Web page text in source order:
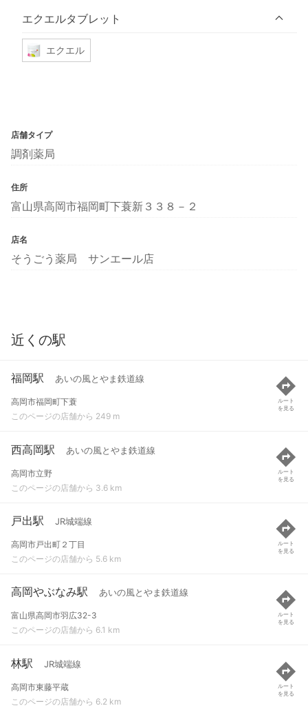
エクエルタブレット
エクエル
店舗タイプ
調剤薬局
住所
富山県高岡市福岡町下蓑新３３８－２
店名
そうごう薬局 サンエール店
近くの駅
福岡駅 あいの風とやま鉄道線
高岡市福岡町下蓑
このページの店舗から 249 m
ルート
を見る
西高岡駅 あいの風とやま鉄道線
高岡市立野
このページの店舗から 3.6 km
ルート
を見る
戸出駅 JR城端線
高岡市戸出町２丁目
このページの店舗から 5.6 km
ルート
を見る
高岡やぶなみ駅 あいの風とやま鉄道線
富山県高岡市羽広32-3
このページの店舗から 6.1 km
ルート
を見る
林駅 JR城端線
高岡市東藤平蔵
このページの店舗から 6.2 km
ルート
を見る